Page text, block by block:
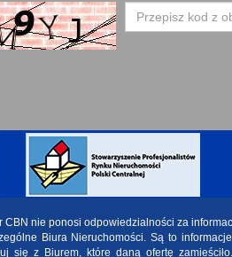
CBN nie ponosi odpowiedzialności za
Biura Nieruchomości. Są to
się z Biurem, które daną ofertę